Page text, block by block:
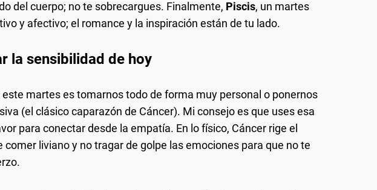
del cuerpo; no te sobrecargues. Finalmente, Piscis, un martes
y afectivo; el romance y la inspiración están de tu lado.
la sensibilidad de hoy
este martes es tomarnos todo de forma muy personal o ponernos
(el clásico caparazón de Cáncer). Mi consejo es que uses esa
para conectar desde la empatía. En lo físico, Cáncer rige el
liviano y no tragar de golpe las emociones para que no te